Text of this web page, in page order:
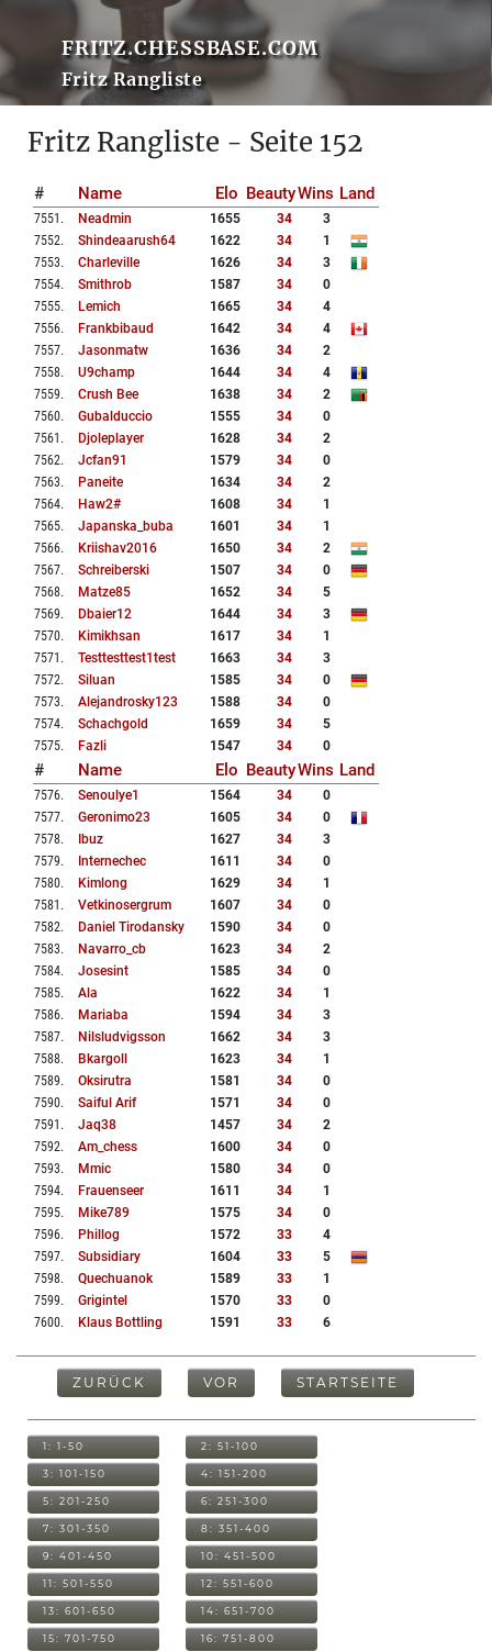
FRITZ.CHESSBASE.COM
Fritz Rangliste
Fritz Rangliste - Seite 152
# Name Elo BeautyWins Land
7551 . Neadmin 1655 34
3
7552. Shindeaarush64 1622 34
1
7553. Charleville 1626 34
3
7554. Smithrob 1587 34
0
7555. Lemich 1665 34
4
7556. Frankbibaud 1642 34
4
7557. Jasonmatw 1636 34
2
7558. U9champ 1644 34
4
7559. Crush Bee 1638 34
2
7560. Gubalduccio 1555 34
0
7561 . Djoleplayer 1628 34
2
7562. Jcfan91 1579 34
0
7563. Paneite 1634 34
2
7564. Haw2# 1608 34
1
7565. Japanska_buba 1601 34
1
7566. Kriishav2016 1650 34
2
7567. Schreiberski 1507 34
0
7568. Matze85 1652 34
5
7569. Dbaier12 1644 34
3
7570. Kimikhsan 1617 34
1
7571 . Testtesttest1test 1663 34
3
7572. Siluan 1585 34
0
7573. Alejandrosky123 1588 34
0
7574. Schachgold 1659 34
5
7575. Fazli 1547 34 0
# Name Elo BeautyWins Land
7576. Senoulye1 1564 34
0
7577. Geronimo23 1605 34
0
7578. Ibuz 1627 34
3
7579. Internechec 1611 34
0
7580. Kimlong 1629 34
1
7581 . Vetkinosergrum 1607 34
0
7582. Daniel Tirodansky 1590 34
0
7583. Navarro_cb 1623 34
2
7584. Josesint 1585 34
0
7585. Ala 1622 34
1
7586. Mariaba 1594 34
3
7587. Nilsludvigsson 1662 34
3
7588. Bkargoll 1623 34
1
7589. Oksirutra 1581 34
0
7590. Saiful Arif 1571 34
0
7591 . Jaq38 1457 34
2
7592. Am_chess 1600 34
0
7593. Mmic 1580 34
0
7594. Frauenseer 1611 34
1
7595. Mike789 1575 34
0
7596. Phillog 1572 33
4
7597. Subsidiary 1604 33
5
7598. Quechuanok 1589 33
1
7599. Grigintel 1570 33
0
7600. Klaus Bottling 1591 33 6
ZURÜCK VOR STARTSEITE
1: 1-50 2: 51-100
3: 101-150 4: 151-200
5: 201-250 6: 251-300
7: 301-350 8: 351-400
9: 401-450 10: 451-500
11: 501-550 12: 551-600
13: 601-650 14: 651-700
15: 701-750 16: 751-800